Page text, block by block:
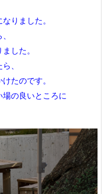
りました。
した。
、
たのです。
の良いところに